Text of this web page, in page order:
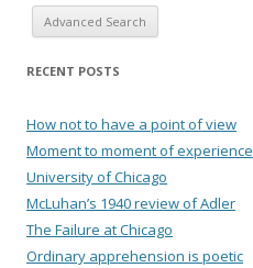
Advanced Search
RECENT POSTS
How not to have a point of view
Moment to moment of experience
University of Chicago
McLuhan’s 1940 review of Adler
The Failure at Chicago
Ordinary apprehension is poetic